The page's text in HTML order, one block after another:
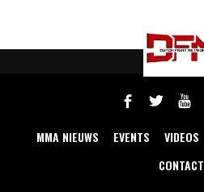
MMA NIEUWS EVENTS VIDEOS
CONTACT